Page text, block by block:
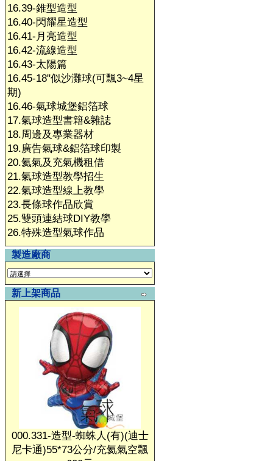
16.39-錐型造型
16.40-閃耀星造型
16.41-月亮造型
16.42-流線造型
16.43-太陽篇
16.45-18"似沙灘球(可飄3~4星
期)
16.46-氣球城堡鋁箔球
17.氣球造型書籍&雜誌
18.周邊及專業器材
19.廣告氣球&鋁箔球印製
20.氦氣及充氣機租借
21.氣球造型教學招生
22.氣球造型線上教學
23.長條球作品欣賞
25.雙頭連結球DIY教學
26.特殊造型氣球作品
製造廠商
新上架商品
000.331-造型-蜘蛛人(有)(迪士
尼卡通)55*73公分/充氦氣空飄